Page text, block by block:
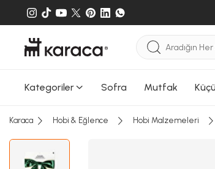
Kategoriler Sofra Mutfak
Karaca Hobi & Eğlence Hobi Malzemeleri